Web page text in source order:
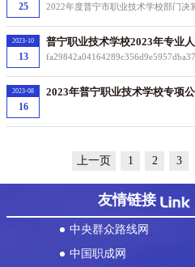
25 2022年度普宁市职业技术学校部门决
13
2023-10 普宁职业技术学校2023年专业
16
2023-08
2023年普宁职业技术学校专项
上一页 1 2 3
友情链接
中央群众路线网
中国职成网